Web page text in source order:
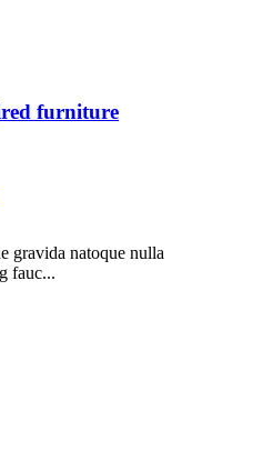
furniture
gravida natoque nulla
fauc...